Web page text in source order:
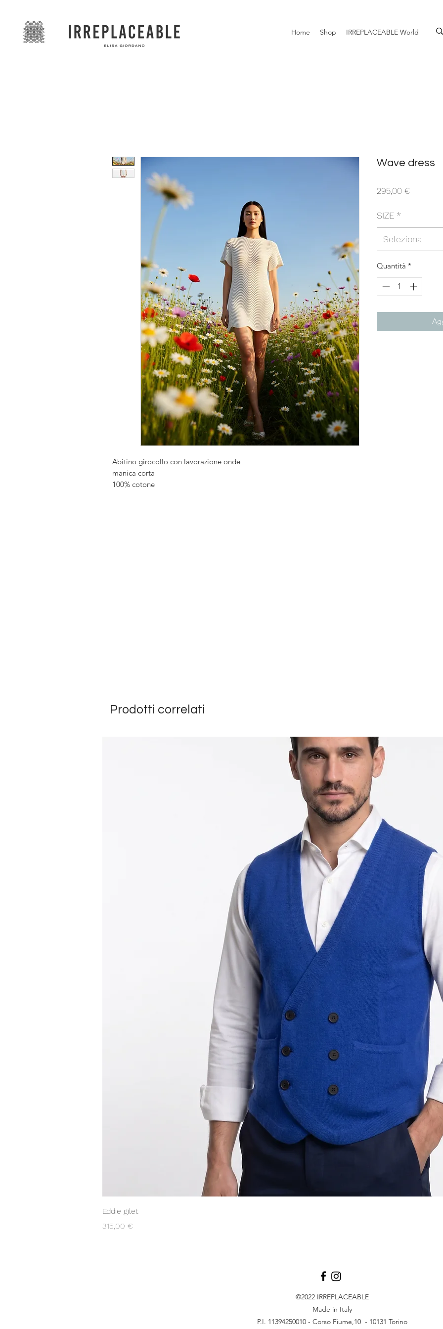
Home Shop IRREPLACEABLE World
Abitino girocollo con lavorazione onde
manica corta
100% cotone
Wave dress
295,00 €Prezzo
SIZE *
Seleziona
Quantità *
Prodotti correlati
Eddie gilet
Prezzo
315,00 €
©2022 IRREPLACEABLE
Made in Italy
P.I. 11394250010 - Corso Fiume,10 - 10131 Torino